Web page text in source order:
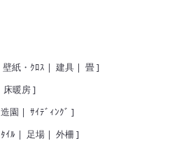
壁紙・ｸﾛｽ | 建具| 畳]
床暖房]
造園 | ｻｲﾃﾞｨﾝｸﾞ ]
ﾀｲﾙ | 足場| 外柵 ]